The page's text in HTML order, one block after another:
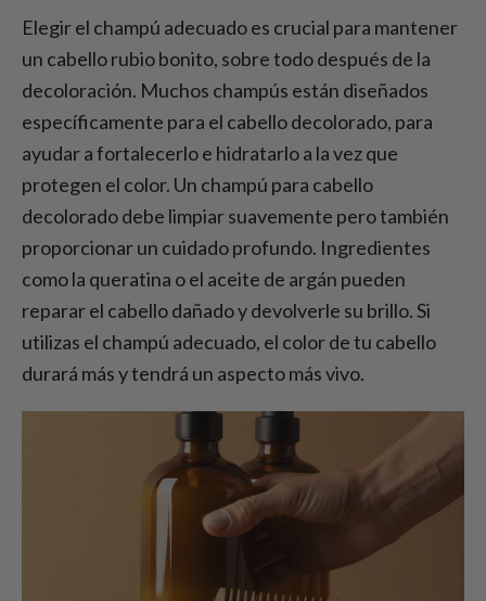
Elegir el champú adecuado es crucial para mantener
un cabello rubio bonito, sobre todo después de la
decoloración. Muchos champús están diseñados
específicamente para el cabello decolorado, para
ayudar a fortalecerlo e hidratarlo a la vez que
protegen el color. Un champú para cabello
decolorado debe limpiar suavemente pero también
proporcionar un cuidado profundo. Ingredientes
como la queratina o el aceite de argán pueden
reparar el cabello dañado y devolverle su brillo. Si
utilizas el champú adecuado, el color de tu cabello
durará más y tendrá un aspecto más vivo.